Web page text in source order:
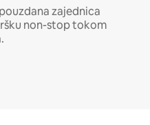
zajednica
non-stop tokom